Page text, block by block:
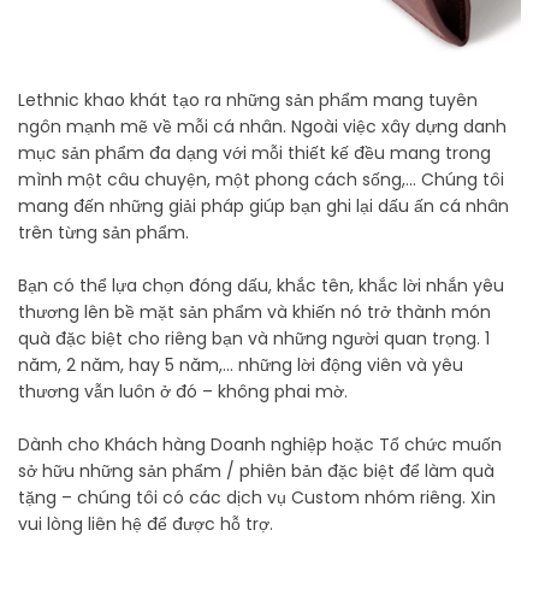
Lethnic khao khát tạo ra những sản phẩm mang tuyên
ngôn mạnh mẽ về mỗi cá nhân. Ngoài việc xây dựng danh
mục sản phẩm đa dạng với mỗi thiết kế đều mang trong
mình một câu chuyện, một phong cách sống,... Chúng tôi
mang đến những giải pháp giúp bạn ghi lại dấu ấn cá nhân
trên từng sản phẩm.
Bạn có thể lựa chọn đóng dấu, khắc tên, khắc lời nhắn yêu
thương lên bề mặt sản phẩm và khiến nó trở thành món
quà đặc biệt cho riêng bạn và những người quan trọng. 1
năm, 2 năm, hay 5 năm,... những lời động viên và yêu
thương vẫn luôn ở đó – không phai mờ.
Dành cho Khách hàng Doanh nghiệp hoặc Tổ chức muốn
sở hữu những sản phẩm / phiên bản đặc biệt để làm quà
tặng – chúng tôi có các dịch vụ Custom nhóm riêng. Xin
vui lòng liên hệ để được hỗ trợ.